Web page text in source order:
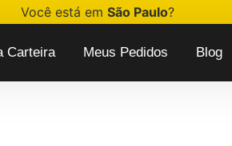
Você está em São Paulo?
Carteira Meus Pedidos Blog